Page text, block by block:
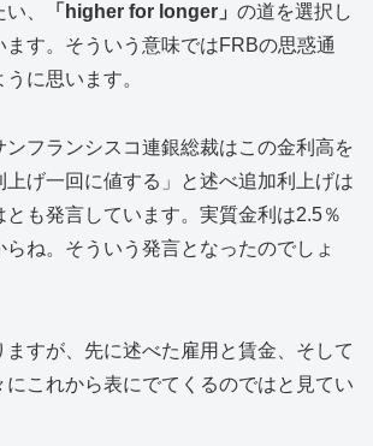
、
「higher for longer」 の道を選択し
ます。そういう意味ではFRBの思惑通
に思います。
ンフランシスコ連銀総裁はこの金利高を
上げ一回に値する」と述べ追加利上げは
とも発言しています。実質金利は2.5％
らね。そういう発言となったのでしょ
すが、先に述べた雇用と賃金、そして
にこれから表にでてくるのではと見てい